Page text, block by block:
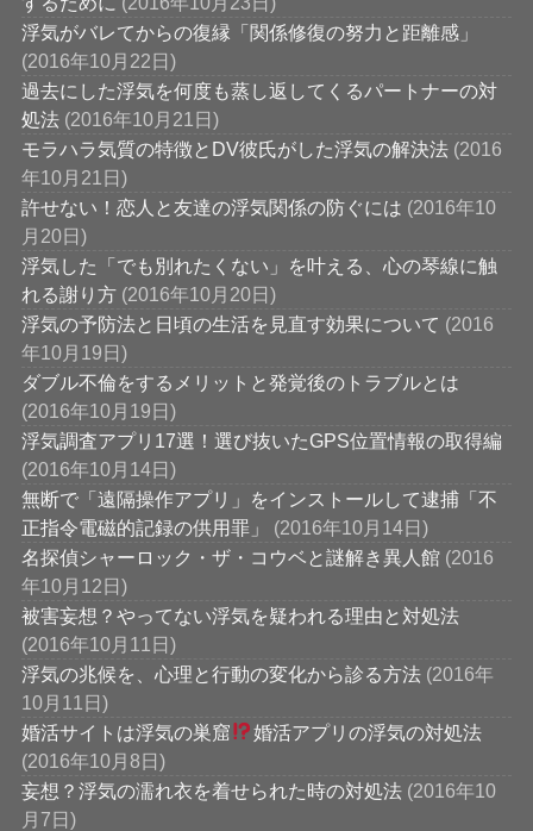
浮気がバレてからの復縁「関係修復の努力と距離感」
(2016年10月22日)
過去にした浮気を何度も蒸し返してくるパートナーの対
処法 (2016年10月21日)
モラハラ気質の特徴とDV彼氏がした浮気の解決法 (2016
年10月21日)
許せない！恋人と友達の浮気関係の防ぐには (2016年10
月20日)
浮気した「でも別れたくない」を叶える、心の琴線に触
れる謝り方 (2016年10月20日)
浮気の予防法と日頃の生活を見直す効果について (2016
年10月19日)
ダブル不倫をするメリットと発覚後のトラブルとは
(2016年10月19日)
浮気調査アプリ17選！選び抜いたGPS位置情報の取得編
(2016年10月14日)
無断で「遠隔操作アプリ」をインストールして逮捕「不
正指令電磁的記録の供用罪」
(2016年10月14日)
名探偵シャーロック・ザ・コウベと謎解き異人館 (2016
年10月12日)
被害妄想？やってない浮気を疑われる理由と対処法
(2016年10月11日)
浮気の兆候を、心理と行動の変化から診る方法 (2016年
10月11日)
婚活サイトは浮気の巣窟
婚活アプリの浮気の対処法
(2016年10月8日)
妄想？浮気の濡れ衣を着せられた時の対処法 (2016年10
月7日)